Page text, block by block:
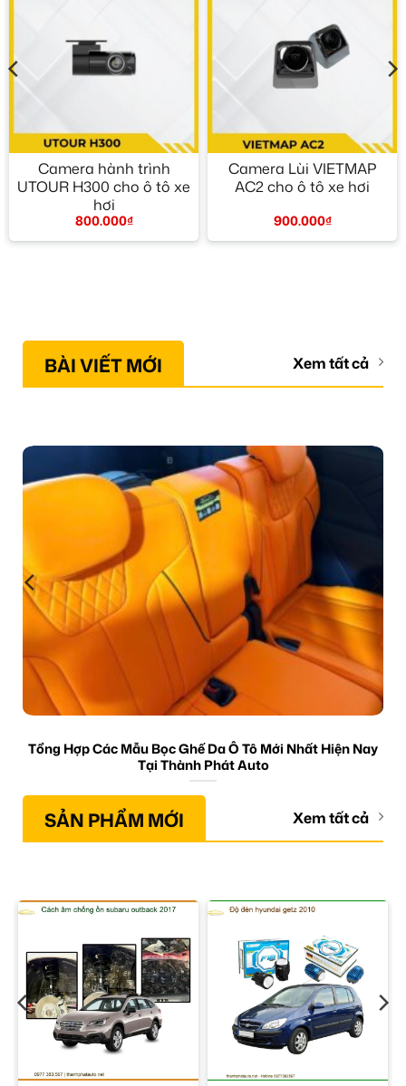
Camera hành trình
UTOUR H300 cho ô tô xe
hơi
800.000₫
Camera Lùi VIETMAP
AC2 cho ô tô xe hơi
900.000₫
BÀI VIẾT MỚI Xem tất cả
Tổng Hợp Các Mẫu Bọc Ghế Da Ô Tô Mới Nhất Hiện Nay
Tại Thành Phát Auto
SẢN PHẨM MỚI Xem tất cả